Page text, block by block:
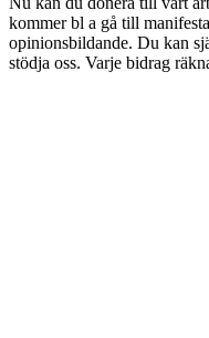
kommer bl a gå till
opinionsbildande. Du kan
stödja oss. Varje bidrag